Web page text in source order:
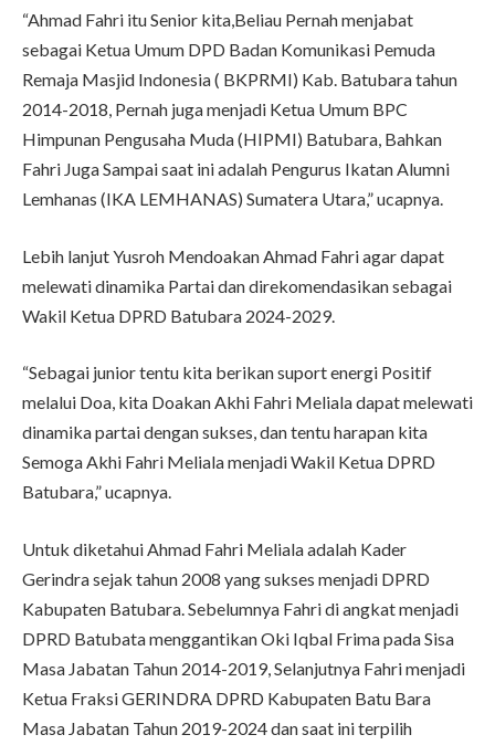
“Ahmad Fahri itu Senior kita,Beliau Pernah menjabat
sebagai Ketua Umum DPD Badan Komunikasi Pemuda
Remaja Masjid Indonesia ( BKPRMI) Kab. Batubara tahun
2014-2018, Pernah juga menjadi Ketua Umum BPC
Himpunan Pengusaha Muda (HIPMI) Batubara, Bahkan
Fahri Juga Sampai saat ini adalah Pengurus Ikatan Alumni
Lemhanas (IKA LEMHANAS) Sumatera Utara,” ucapnya.
Lebih lanjut Yusroh Mendoakan Ahmad Fahri agar dapat
melewati dinamika Partai dan direkomendasikan sebagai
Wakil Ketua DPRD Batubara 2024-2029.
“Sebagai junior tentu kita berikan suport energi Positif
melalui Doa, kita Doakan Akhi Fahri Meliala dapat melewati
dinamika partai dengan sukses, dan tentu harapan kita
Semoga Akhi Fahri Meliala menjadi Wakil Ketua DPRD
Batubara,” ucapnya.
Untuk diketahui Ahmad Fahri Meliala adalah Kader
Gerindra sejak tahun 2008 yang sukses menjadi DPRD
Kabupaten Batubara. Sebelumnya Fahri di angkat menjadi
DPRD Batubata menggantikan Oki Iqbal Frima pada Sisa
Masa Jabatan Tahun 2014-2019, Selanjutnya Fahri menjadi
Ketua Fraksi GERINDRA DPRD Kabupaten Batu Bara
Masa Jabatan Tahun 2019-2024 dan saat ini terpilih